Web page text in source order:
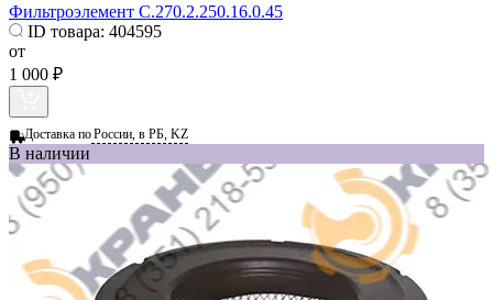
Фильтроэлемент С.270.2.250.16.0.45
ID товара: 404595
от
1 000 ₽
Доставка поРоссии, в РБ, KZ
В наличии